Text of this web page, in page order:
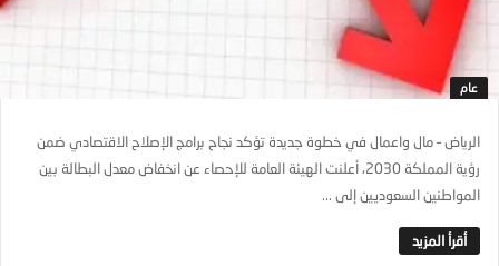
عام
الرياض – مال واعمال في خطوة جديدة تؤكد نجاح برامج الإصلاح الاقتصادي ضمن
رؤية المملكة 2030، أعلنت الهيئة العامة للإحصاء عن انخفاض معدل البطالة بين
المواطنين السعوديين إلى ...